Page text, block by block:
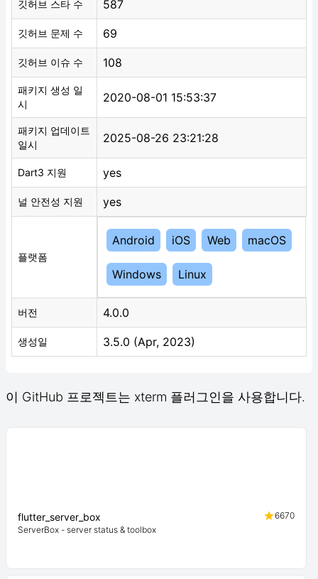
깃허브 스타 수 587
깃허브 문제 수 69
깃허브 이슈 수 108
패키지 생성 일
시
2020-08-01 15:53:37
패키지 업데이트
일시
2025-08-26 23:21:28
Dart3 지원 yes
널 안전성 지원 yes
플랫폼
Android iOS Web macOS
Windows Linux
버전 4.0.0
생성일 3.5.0 (Apr, 2023)
이 GitHub 프로젝트는 xterm 플러그인을 사용합니다.
flutter_server_box
6670
ServerBox - server status & toolbox